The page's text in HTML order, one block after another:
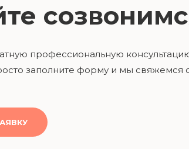
профессиональную
заполните форму и мы свяжемся